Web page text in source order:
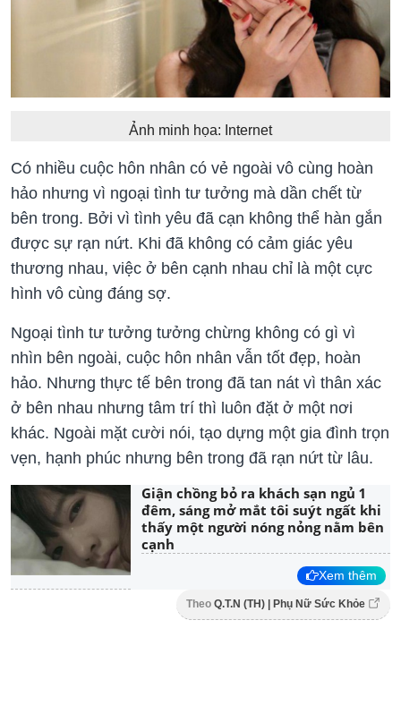
Ảnh minh họa: Internet
Có nhiều cuộc hôn nhân có vẻ ngoài vô cùng hoàn
hảo nhưng vì ngoại tình tư tưởng mà dần chết từ
bên trong. Bởi vì tình yêu đã cạn không thể hàn gắn
được sự rạn nứt. Khi đã không có cảm giác yêu
thương nhau, việc ở bên cạnh nhau chỉ là một cực
hình vô cùng đáng sợ.
Ngoại tình tư tưởng tưởng chừng không có gì vì
nhìn bên ngoài, cuộc hôn nhân vẫn tốt đẹp, hoàn
hảo. Nhưng thực tế bên trong đã tan nát vì thân xác
ở bên nhau nhưng tâm trí thì luôn đặt ở một nơi
khác. Ngoài mặt cười nói, tạo dựng một gia đình trọn
vẹn, hạnh phúc nhưng bên trong đã rạn nứt từ lâu.
Giận chồng bỏ ra khách sạn ngủ 1
đêm, sáng mở mắt tôi suýt ngất khi
thấy một người nóng nỏng nằm bên
cạnh
Xem thêm
Theo Q.T.N (TH) | Phụ Nữ Sức Khỏe